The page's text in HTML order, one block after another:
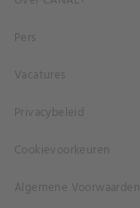
Pers
Vacatures
Privacybeleid
Cookievoorkeuren
Algemene Voorwaarden